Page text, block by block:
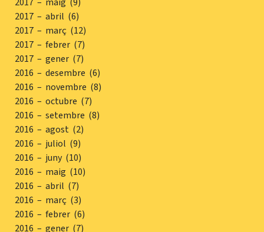
2017 – abril (6)
2017 – març (12)
2017 – febrer (7)
2017 – gener (7)
2016 – desembre (6)
2016 – novembre (8)
2016 – octubre (7)
2016 – setembre (8)
2016 – agost (2)
2016 – juliol (9)
2016 – juny (10)
2016 – maig (10)
2016 – abril (7)
2016 – març (3)
2016 – febrer (6)
2016 – gener (7)